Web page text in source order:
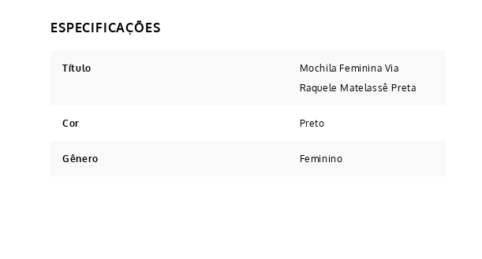
Título
Mochila Feminina Via
Raquele Matelassê Preta
Cor Preto
Gênero Feminino